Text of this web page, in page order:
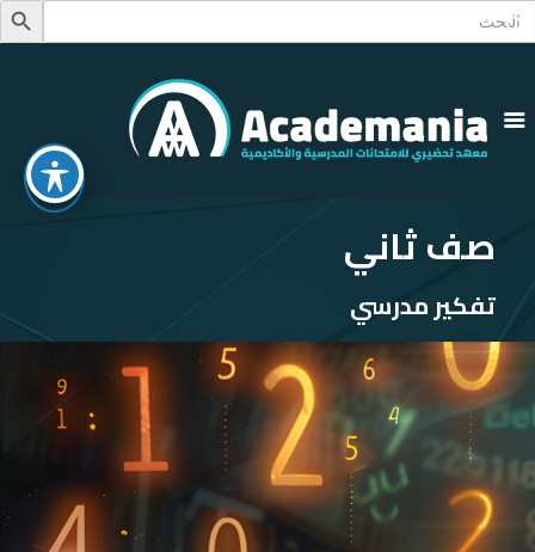
Search
for:
Search Button
صف ثاني
تفكير مدرسي